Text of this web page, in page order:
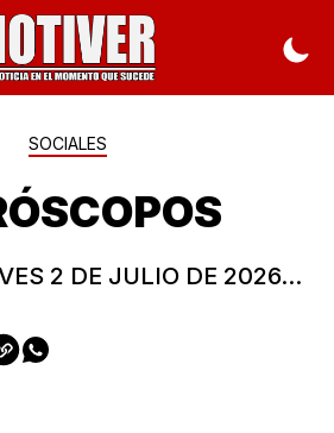
SOCIALES
2 DE JULIO DE 2026...